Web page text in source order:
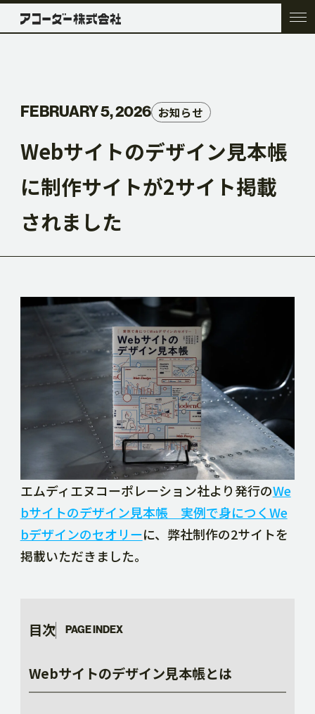
SERVICE
WORK
DOWNLOAD
CONTACT
RECRUIT SITE
FEBRUARY 5, 2026 お知らせ
Webサイトのデザイン見本帳
に制作サイトが2サイト掲載
されました
エムディエヌコーポレーション社より発行のWe
bサイトのデザイン見本帳 実例で身につくWe
bデザインのセオリーに、弊社制作の2サイトを
掲載いただきました。
目次
Webサイトのデザイン見本帳とは